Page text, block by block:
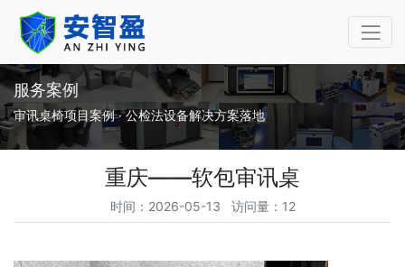
审讯桌审讯椅专业厂家-安
服务案例
审讯桌椅项目案例 · 公检法设备解决方案落地
重庆——软包审讯桌
时间：2026-05-13 访问量：12